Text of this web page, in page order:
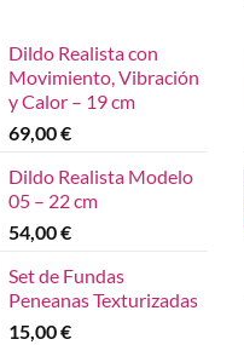
Dildo Realista con
Movimiento, Vibración
y Calor – 19 cm
69,00€
Dildo Realista Modelo
05 – 22 cm
54,00€
Set de Fundas
Peneanas Texturizadas
15,00€